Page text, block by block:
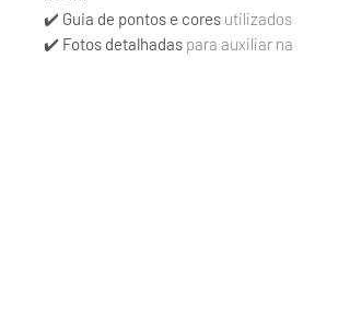
✔️ Guia de pontos e cores utilizados
✔️ Fotos detalhadas para auxiliar na